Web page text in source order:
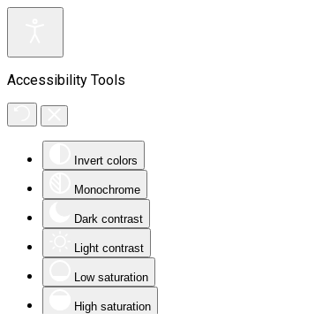
Accessibility Tools
Invert colors
Monochrome
Dark contrast
Light contrast
Low saturation
High saturation